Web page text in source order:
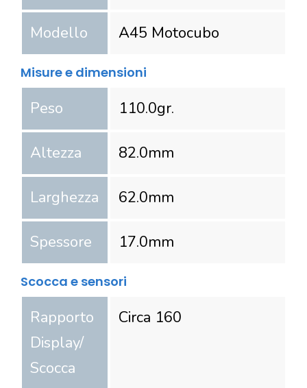
Modello A45 Motocubo
Misure e dimensioni
Peso 110.0gr.
Altezza 82.0mm
Larghezza 62.0mm
Spessore 17.0mm
Scocca e sensori
Rapporto
Display/
Scocca
Circa 160